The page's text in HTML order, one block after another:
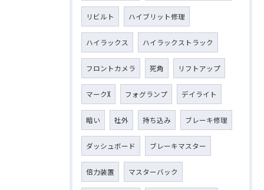
リビルト ハイブリット修理
ハイラックス ハイラックストラック
フロントカメラ 死角 リフトアップ
マークX フォグランプ デイライト
暗い 社外 持ち込み ブレーキ修理
ダッシュボード ブレーキマスター
倍力装置 マスターバック